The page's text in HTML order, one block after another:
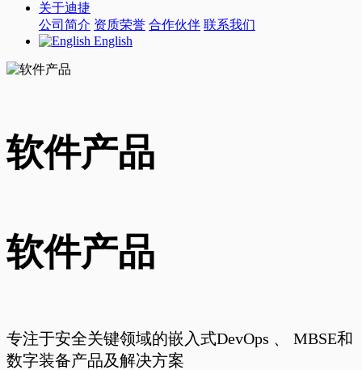
关于迪捷
公司简介 资质荣誉 合作伙伴 联系我们
English
软件产品
软件产品
专注于安全关键领域的嵌入式DevOps 、 MBSE和
数字装备产品及解决方案